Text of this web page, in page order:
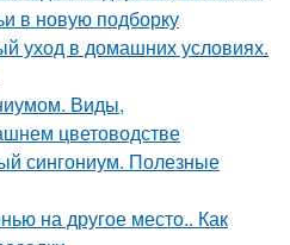
в новую подборку
уход в домашних условиях.
Виды,
цветоводстве
сингониум. Полезные
на другое место.. Как